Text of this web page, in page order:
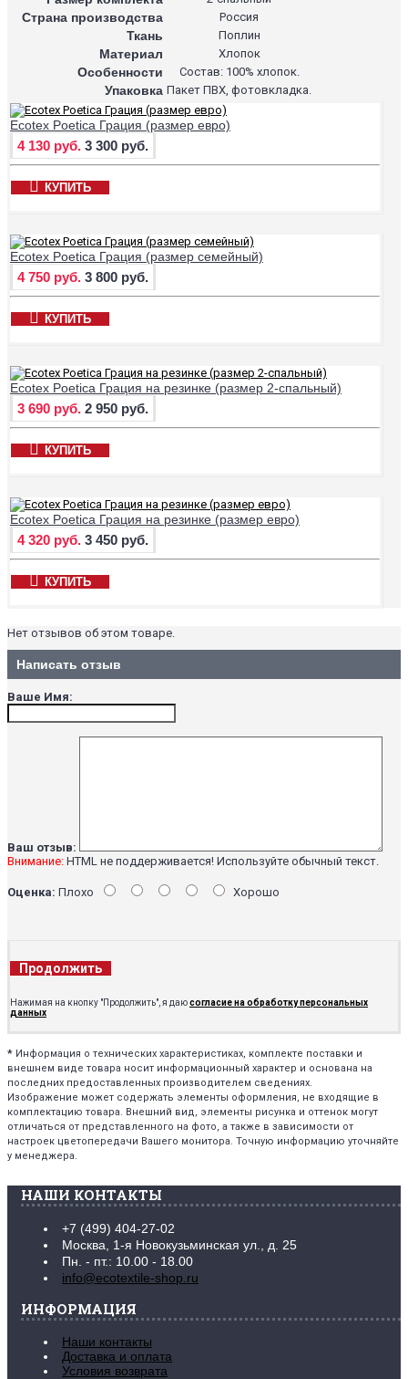
Страна производства Россия
Ткань Поплин
Материал Хлопок
Особенности Состав: 100% хлопок.
Упаковка Пакет ПВХ, фотовкладка.
Ecotex Poetica Грация (размер евро)
4 130 руб. 3 300 руб.
КУПИТЬ
Ecotex Poetica Грация (размер семейный)
4 750 руб. 3 800 руб.
КУПИТЬ
Ecotex Poetica Грация на резинке (размер 2-спальный)
3 690 руб. 2 950 руб.
КУПИТЬ
Ecotex Poetica Грация на резинке (размер евро)
4 320 руб. 3 450 руб.
КУПИТЬ
Нет отзывов об этом товаре.
Написать отзыв
Ваше Имя:
Ваш отзыв:
Внимание: HTML не поддерживается! Используйте обычный текст.
Оценка: Плохо Хорошо
Продолжить
Нажимая на кнопку "Продолжить", я даюсогласие на обработку персональных
данных
* Информация о технических характеристиках, комплекте поставки и
внешнем виде товара носит информационный характер и основана на
последних предоставленных производителем сведениях.
Изображение может содержать элементы оформления, не входящие в
комплектацию товара. Внешний вид, элементы рисунка и оттенок могут
отличаться от представленного на фото, а также в зависимости от
настроек цветопередачи Вашего монитора. Точную информацию уточняйте
у менеджера.
НАШИ КОНТАКТЫ
+7 (499) 404-27-02
Москва, 1-я Новокузьминская ул., д. 25
Пн. - пт.: 10.00 - 18.00
info@ecotextile-shop.ru
ИНФОРМАЦИЯ
Наши контакты
Доставка и оплата
Условия возврата